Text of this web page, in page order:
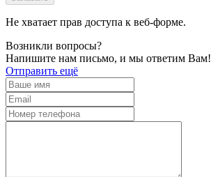
Не хватает прав доступа к веб-форме.
Возникли вопросы?
Напишите нам письмо, и мы ответим Вам!
Отправить ещё